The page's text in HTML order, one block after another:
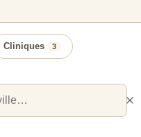
Cliniques 3